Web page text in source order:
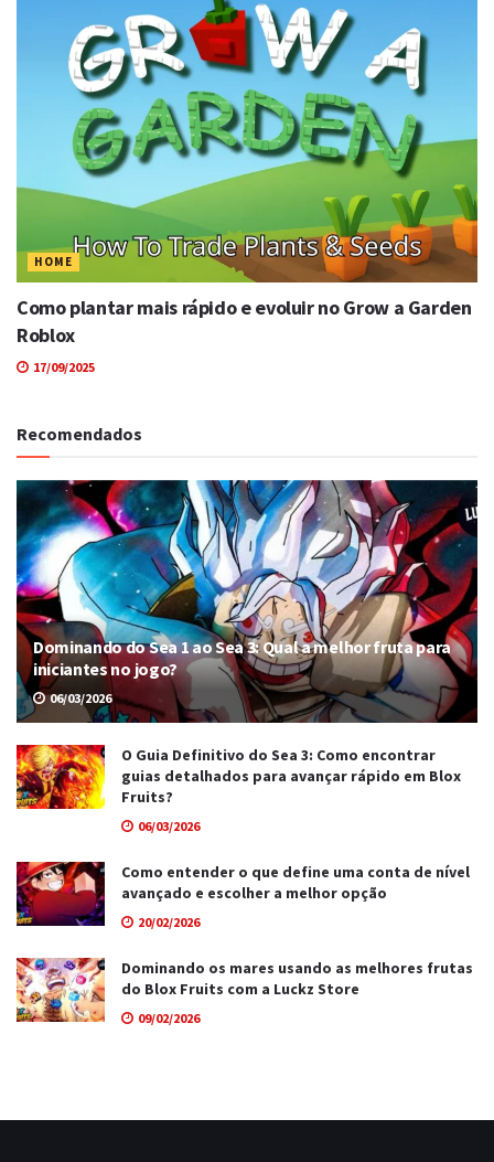
HOME
Como plantar mais rápido e evoluir no Grow a Garden
Roblox
17/09/2025
Recomendados
Dominando do Sea 1 ao Sea 3: Qual a melhor fruta para
iniciantes no jogo?
06/03/2026
O Guia Definitivo do Sea 3: Como encontrar
guias detalhados para avançar rápido em Blox
Fruits?
06/03/2026
Como entender o que define uma conta de nível
avançado e escolher a melhor opção
20/02/2026
Dominando os mares usando as melhores frutas
do Blox Fruits com a Luckz Store
09/02/2026